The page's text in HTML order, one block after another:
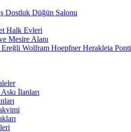
Dostluk Düğün Salonu
Halk Evleri
Mesire Alanı
Wolfram Hoepfner Herakleia
İlanları